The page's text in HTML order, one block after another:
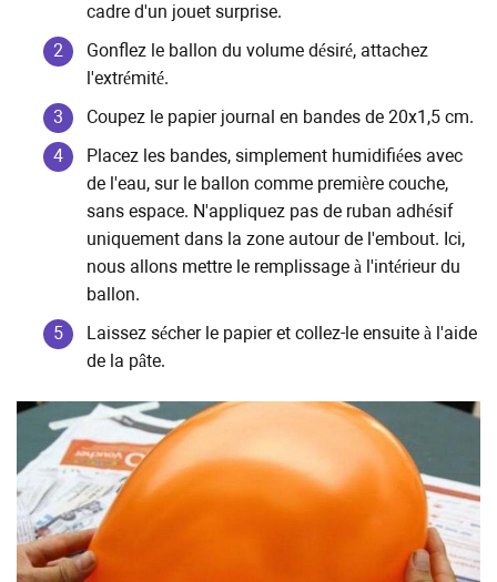
cadre d'un jouet surprise.
Gonflez le ballon du volume désiré, attachez
l'extrémité.
Coupez le papier journal en bandes de 20x1,5 cm.
Placez les bandes, simplement humidifiées avec
de l'eau, sur le ballon comme première couche,
sans espace. N'appliquez pas de ruban adhésif
uniquement dans la zone autour de l'embout. Ici,
nous allons mettre le remplissage à l'intérieur du
ballon.
Laissez sécher le papier et collez-le ensuite à l'aide
de la pâte.